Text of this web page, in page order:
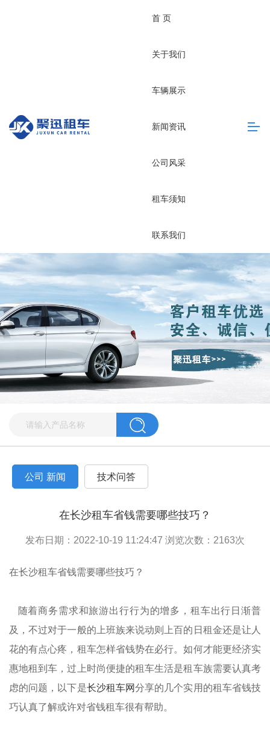
首 页
关于我们
车辆展示
新闻资讯
公司风采
租车须知
联系我们
公司 新闻 技术问答
在长沙租车省钱需要哪些技巧？
发布日期：2022-10-19 11:24:47 浏览次数： 2163次
在长沙租车省钱需要哪些技巧？
随着商务需求和旅游出行行为的增多，租车出行日渐普
及，不过对于一般的上班族来说动则上百的日租金还是让人
花的有点心疼，租车怎样省钱势在必行。如何才能更经济实
惠地租到车，过上时尚便捷的租车生活是租车族需要认真考
虑的问题，以下是长沙租车网分享的几个实用的租车省钱技
巧认真了解或许对省钱租车很有帮助。